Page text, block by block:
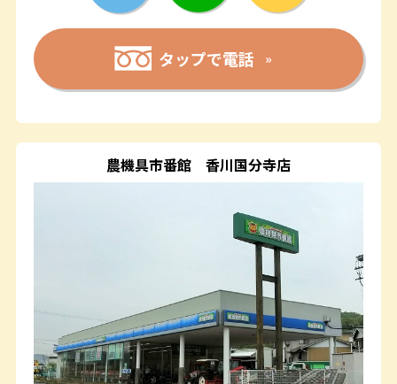
タップで電話
農機具市番館 香川国分寺店